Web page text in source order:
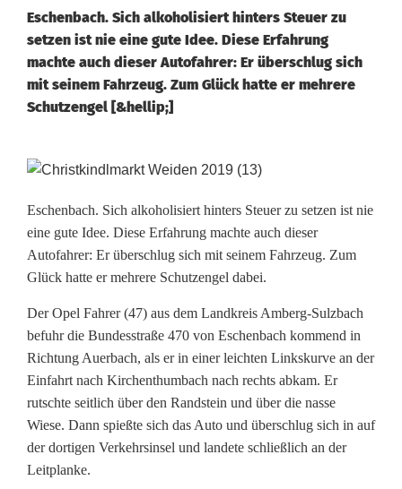
Eschenbach. Sich alkoholisiert hinters Steuer zu
setzen ist nie eine gute Idee. Diese Erfahrung
machte auch dieser Autofahrer: Er überschlug sich
mit seinem Fahrzeug. Zum Glück hatte er mehrere
Schutzengel [&hellip;]
S
c
h
w
e
r
e
r
U
n
Eschenbach. Sich alkoholisiert hinters Steuer zu setzen ist nie
eine gute Idee. Diese Erfahrung machte auch dieser
Autofahrer: Er überschlug sich mit seinem Fahrzeug. Zum
Glück hatte er mehrere Schutzengel dabei.
Der Opel Fahrer (47) aus dem Landkreis Amberg-Sulzbach
befuhr die Bundesstraße 470 von Eschenbach kommend in
Richtung Auerbach, als er in einer leichten Linkskurve an der
Einfahrt nach Kirchenthumbach nach rechts abkam. Er
rutschte seitlich über den Randstein und über die nasse
Wiese. Dann spießte sich das Auto und überschlug sich in auf
der dortigen Verkehrsinsel und landete schließlich an der
Leitplanke.